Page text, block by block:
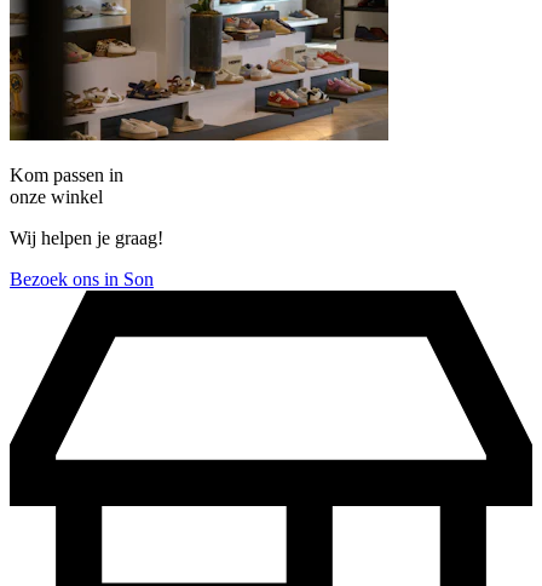
Kom passen in
onze winkel
Wij helpen je graag!
Bezoek ons in Son